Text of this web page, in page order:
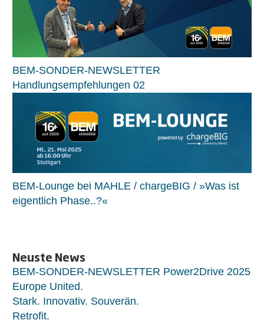
BEM-SONDER-NEWSLETTER
Handlungsempfehlungen 02
BEM-Lounge bei MAHLE / chargeBIG / »Was ist
eigentlich Phase..?«
Neuste News
BEM-SONDER-NEWSLETTER Power2Drive 2025
Europe United.
Stark. Innovativ. Souverän.
Retrofit.